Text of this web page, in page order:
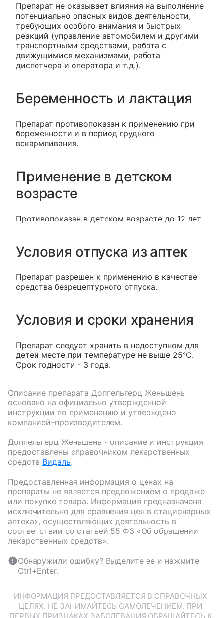
Препарат не оказывает влияния на выполнение
потенциально опасных видов деятельности,
требующих особого внимания и быстрых
реакций (управление автомобилем и другими
транспортными средствами, работа с
движущимися механизмами, работа
диспетчера и оператора и т.д.).
Беременность и лактация
Препарат противопоказан к применению при
беременности и в период грудного
вскармливания.
Применение в детском
возрасте
Противопоказан в детском возрасте до 12 лет.
Условия отпуска из аптек
Препарат разрешен к применению в качестве
средства безрецептурного отпуска.
Условия и сроки хранения
Препарат следует хранить в недоступном для
детей месте при температуре не выше 25°С.
Срок годности - 3 года.
Описание препарата Доппельгерц Женьшень
основано на официально утвержденной
инструкции по применению и утверждено
компанией–производителем.
Доппельгерц Женьшень - описание и инструкция
предоставлены справочником лекарственных
средств Видаль.
Предоставленная информация о ценах на
препараты не является предложением о продаже
или покупке товара. Информация предназначена
исключительно для сравнения цен в стационарных
аптеках, осуществляющих деятельность в
соответствии со статьей 55 ФЗ «Об обращении
лекарственных средств».
Обнаружили ошибку? Выделите ее и нажмите
Ctrl+Enter.
ИНФОРМАЦИЯ ПРЕДОСТАВЛЯЕТСЯ В СПРАВОЧНЫХ
ЦЕЛЯХ. НЕ ЗАНИМАЙТЕСЬ САМОЛЕЧЕНИЕМ. ПРИ
ПЕРВЫХ ПРИЗНАКАХ ЗАБОЛЕВАНИЯ ОБРАЩАЙТЕСЬ К